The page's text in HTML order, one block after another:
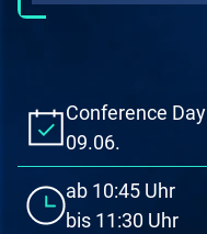
Conference Day
09.06.
ab 10:45 Uhr
bis 11:30 Uhr